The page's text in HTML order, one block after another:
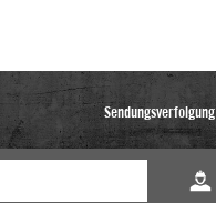
Sendungsverfolgung